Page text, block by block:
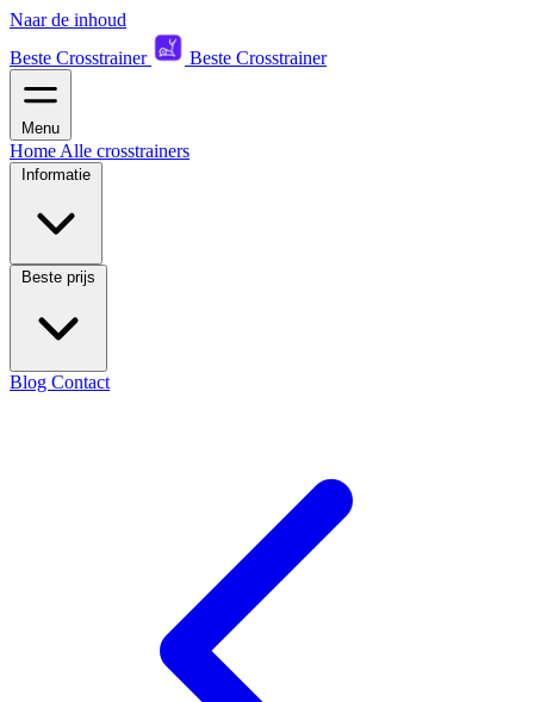
Naar de inhoud
Beste Crosstrainer
Beste Crosstrainer
Menu
Home Alle crosstrainers
Informatie
Beste prijs
Blog Contact